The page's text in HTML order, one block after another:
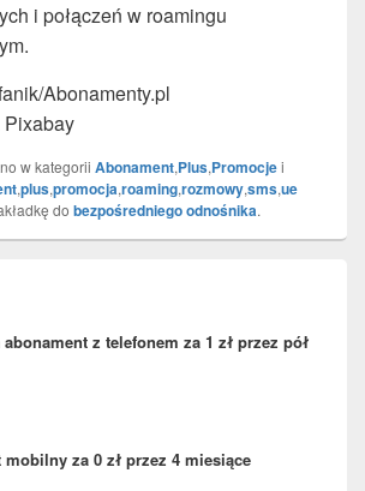
i połączeń w roamingu
Abonamenty.pl
Pixabay
w kategorii Abonament,Plus,Promocjei
,plus,promocja,roaming,rozmowy,sms,ue
do bezpośredniego odnośnika.
z telefonem za 1 zł przez pół
mobilny za 0 zł przez 4 miesiące